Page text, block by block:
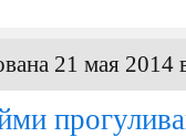
21 мая 2014